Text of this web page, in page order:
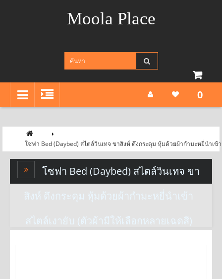
Moola Place
0
โซฟา Bed (Daybed) สไตล์วินเทจ ขาสิงห์ ดึงกระดุม หุ้มด้วยผ้ากำมะหยี่นำเข้
โซฟา Bed (Daybed) สไตล์วินเทจ ขา
สิงห์ ดึงกระดุม หุ้มด้วยผ้ากำมะหยี่นำเข้า
สไตล์เงายับ (ตัวผ้ามีให้เลือกหลายเฉดสี)